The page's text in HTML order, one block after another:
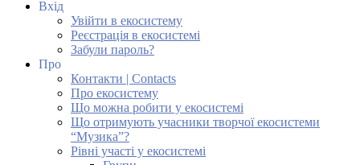
Вхід
Увійти в екосистему
Реєстрація в екосистемі
Забули пароль?
Про
Контакти | Contacts
Про екосистему
Що можна робити у екосистемі
Що отримують учасники творчої екосистеми
“Музика”?
Рівні участі у екосистемі